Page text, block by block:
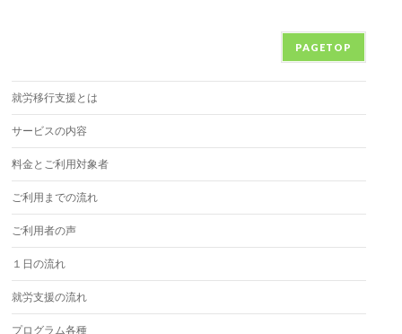
PAGETOP
就労移行支援とは
サービスの内容
料金とご利用対象者
ご利用までの流れ
ご利用者の声
１日の流れ
就労支援の流れ
プログラム各種